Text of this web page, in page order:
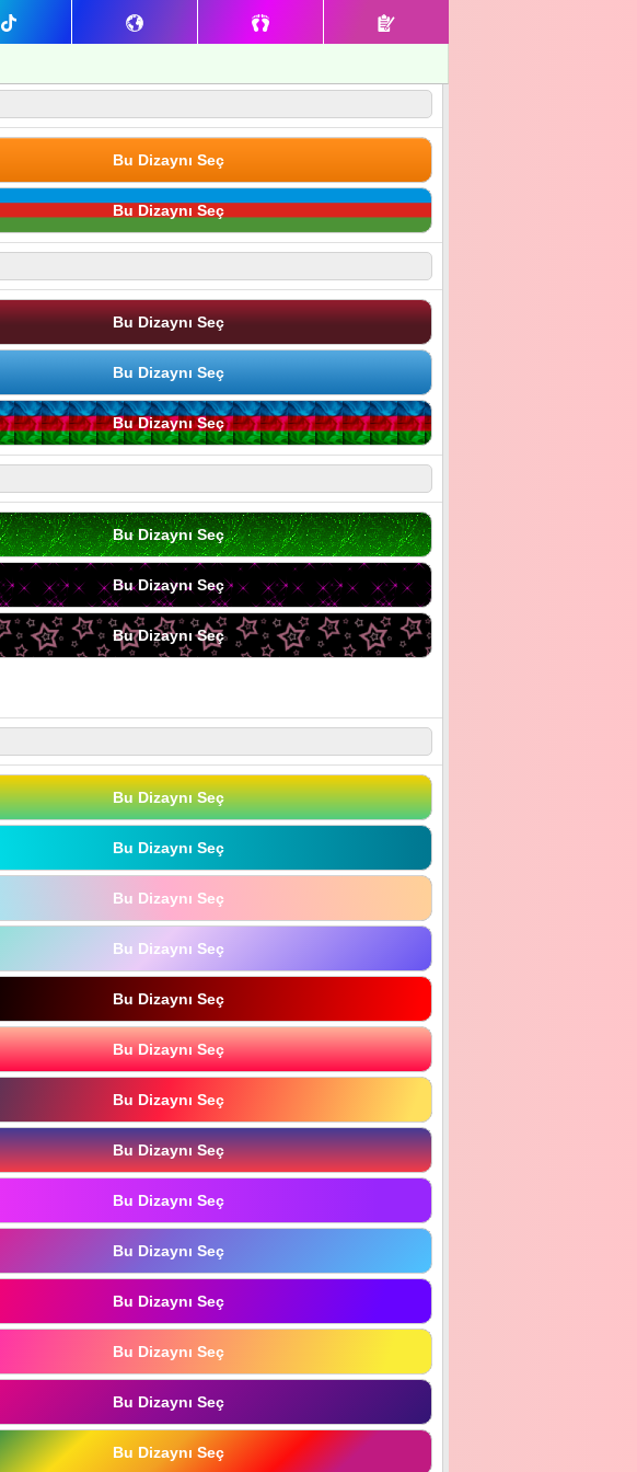
Bu Dizaynı Seç
Bu Dizaynı Seç
Bu Dizaynı Seç
Bu Dizaynı Seç
Bu Dizaynı Seç
Bu Dizaynı Seç
Bu Dizaynı Seç
Bu Dizaynı Seç
Bu Dizaynı Seç
Bu Dizaynı Seç
Bu Dizaynı Seç
Bu Dizaynı Seç
Bu Dizaynı Seç
Bu Dizaynı Seç
Bu Dizaynı Seç
Bu Dizaynı Seç
Bu Dizaynı Seç
Bu Dizaynı Seç
Bu Dizaynı Seç
Bu Dizaynı Seç
Bu Dizaynı Seç
Bu Dizaynı Seç